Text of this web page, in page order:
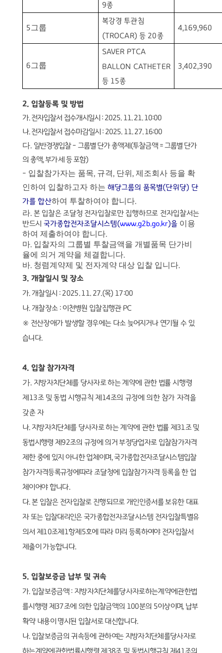
9종
5그룹
복강경 투관침
(TROCAR) 등 20종
4,169,960
6그룹
SAVER PTCA
BALLON CATHETER
등 15종
3,402,390
2. 입찰등록 및 방법
가.전자입찰서 접수개시일시 : 2025. 11. 21. 10:00
나.전자입찰서 접수마감일시 : 2025. 11. 27. 16:00
다. 일반경쟁입찰- 그룹별 단가 총액제 (투찰금액 =그룹별 단가
의 총액,부가세 등 포함)
- 입찰참가자는 품목, 규격, 단위 , 제조회사 등을 확
인하여 입찰하고자 하는 해당그룹의 품목별(단위당) 단
가를 합산하여 투찰하여야 합니다.
라. 본 입찰은 조달청 전자입찰로만 집행하므로 전자입찰서는
반드시 국가종합전자조달시스템(www.g2b.go.kr)을 이용
하여 제출하여야 합니다.
마. 입찰자의 그룹별 투찰금액을 개별품목 단가비
율에 의거 계약을 체결합니다.
바. 청렴계약제 및 전자계약 대상 입찰 입니다.
3. 개찰일시 및 장소
가. 개찰일시 : 2025. 11. 27.(목) 17:00
나. 개찰장소 : 이천병원 입찰집행관 PC
※ 전산장애가 발생할 경우에는 다소 늦어지거나 연기될 수 있
습니다.
4. 입찰 참가자격
가. 지방자치단체를 당사자로 하는 계약에 관한 법률 시행령
제 13조 및 동법 시행규칙 제 14조의 규정에 의한 참가 자격을
갖춘 자
나. 지방자치단체를 당사자로 하는 계약에 관한 법률 제 31 조 및
동법시행령 제92조의 규정에 의거 부정당업자로 입찰참가자격
제한 중에 있지 아니한 업체이며,국가종합전자조달시스템입찰
참가자격등록규정에 따라 조달청에 입찰참가자격 등록을 한 업
체이어야 합니다.
다.본 입찰은 전자입찰로 진행되므로 개인인증서를 보유한 대표
자 또는 입찰대리인은 국가종합전자조달시스템 전자입찰특별유
의서 제 10조제 1항제 5호에 따라 미리 등록하여야 전자입찰서
제출이 가능합니다.
5. 입찰보증금 납부 및 귀속
가. 입찰보증금액 : 지방자치단체를당사자로하는계약에관한법
를시행령 제 37조에 의한 입찰금액의 100분의 5이상이며, 납부
확약 내용이 명시된 입찰서로 대신합니다.
나. 입찰보증금의 귀속등에 관하여는 지방자치단체를당사자로
하는계약에관한법률시행령 제 38조 및 동법시행규칙 제41조의